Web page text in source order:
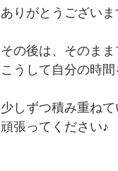
ありがとうございま
その後は、そのま
こうして自分の時
少しずつ積み重ね
頑張ってください♪